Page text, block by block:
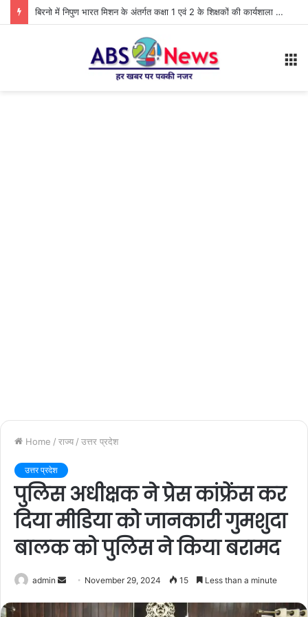
बिरनो में निपुण भारत मिशन के अंतर्गत कक्षा 1 एवं 2 के शिक्षकों की कार्यशाला आयोजित
Home / राज्य / उत्तर प्रदेश
उत्तर प्रदेश
पुलिस अधीक्षक ने प्रेस कांफ्रेंस कर
दिया मीडिया को जानकारी गुमशुदा
बालक को पुलिस ने किया बरामद
admin November 29, 2024 15 Less than a minute